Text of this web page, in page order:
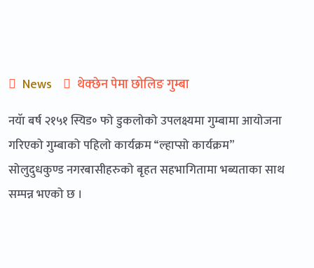
Feb
News थेक्छेन पेमा छोलिङ गुम्बा
नयॅा बर्ष २१५१ स्यिड॰ फो डुकलोको उपलक्ष्यमा गुम्बामा आयोजना
गरिएको गुम्बाको पहिलो कार्यक्रम “ल्हाप्सो कार्यक्रम”
सोलुदुधकुण्ड नगरबासीहरुको बृहत सहभागितामा भब्यताका साथ
सम्पन्न भएको छ ।